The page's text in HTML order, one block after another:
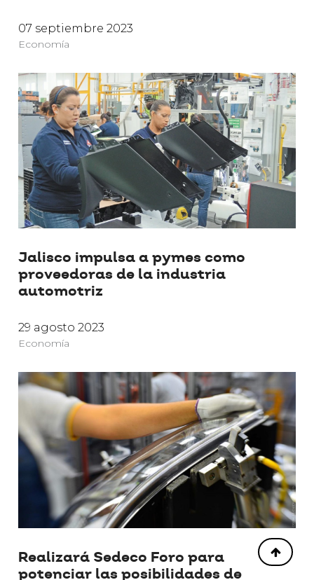
07 septiembre 2023
Economía
Jalisco impulsa a pymes como
proveedoras de la industria
automotriz
29 agosto 2023
Economía
Realizará Sedeco Foro para
potenciar las posibilidades de